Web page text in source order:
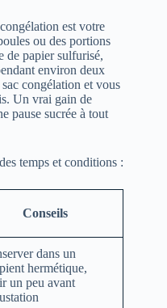
est votre
ou des portions
de papier sulfurisé,
environ deux
congélation et vous
Un vrai gain de
pause sucrée à tout
temps et conditions :
Conseils
dans un
hermétique,
un peu avant